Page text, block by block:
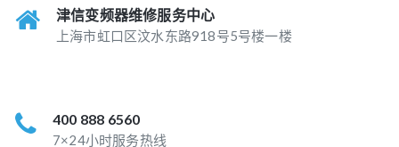
津信变频器维修服务中心
上海市虹口区汶水东路918号5号楼一楼
400 888 6560
7×24小时服务热线